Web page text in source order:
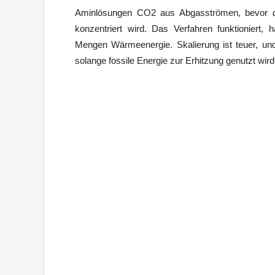
Aminlösungen CO2 aus Abgasströmen,
konzentriert wird. Das Verfahren funktioniert,
Mengen Wärmeenergie. Skalierung ist teuer,
solange fossile Energie zur Erhitzung genutzt